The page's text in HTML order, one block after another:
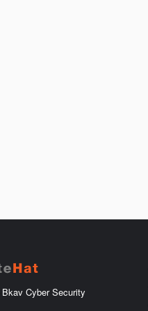
Bkav Cyber Security